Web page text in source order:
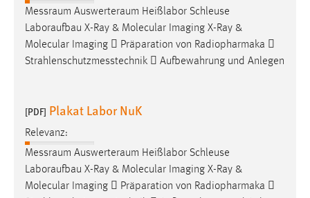
Messraum Auswerteraum Heißlabor Schleuse
Laboraufbau X-Ray & Molecular Imaging X-Ray &
Molecular Imaging  Präparation von Radiopharmaka 
Strahlenschutzmesstechnik  Aufbewahrung und Anlegen
[PDF] Plakat Labor NuK
Relevanz:
Messraum Auswerteraum Heißlabor Schleuse
Laboraufbau X-Ray & Molecular Imaging X-Ray &
Molecular Imaging  Präparation von Radiopharmaka 
Google Ads
Name:
Google Ireland Limited
Zweck:
Conversion-Tracking
Cookie Laufzeit:
3 Monate